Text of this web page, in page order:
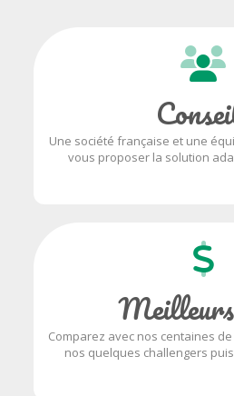
Une société française et une
vous proposer la solution
Comparez avec nos centaines
nos quelques challengers